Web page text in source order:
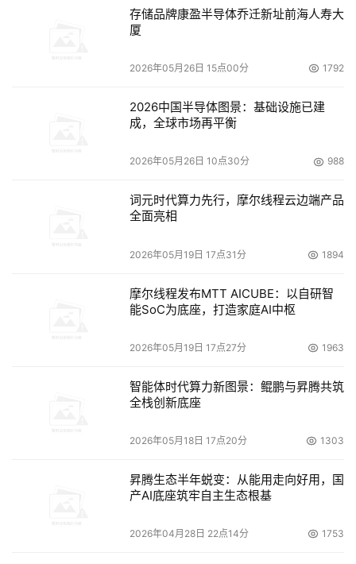
存储品牌康盈半导体乔迁新址前海人寿大
厦
2026年05月26日 15点00分 1792
2026中国半导体图景：基础设施已建
成，全球市场再平衡
2026年05月26日 10点30分 988
词元时代算力先行，摩尔线程云边端产品
全面亮相
2026年05月19日 17点31分 1894
摩尔线程发布MTT AICUBE：以自研智
能SoC为底座，打造家庭AI中枢
2026年05月19日 17点27分 1963
智能体时代算力新图景：鲲鹏与昇腾共筑
全栈创新底座
2026年05月18日 17点20分 1303
昇腾生态半年蜕变：从能用走向好用，国
产AI底座筑牢自主生态根基
2026年04月28日 22点14分 1753